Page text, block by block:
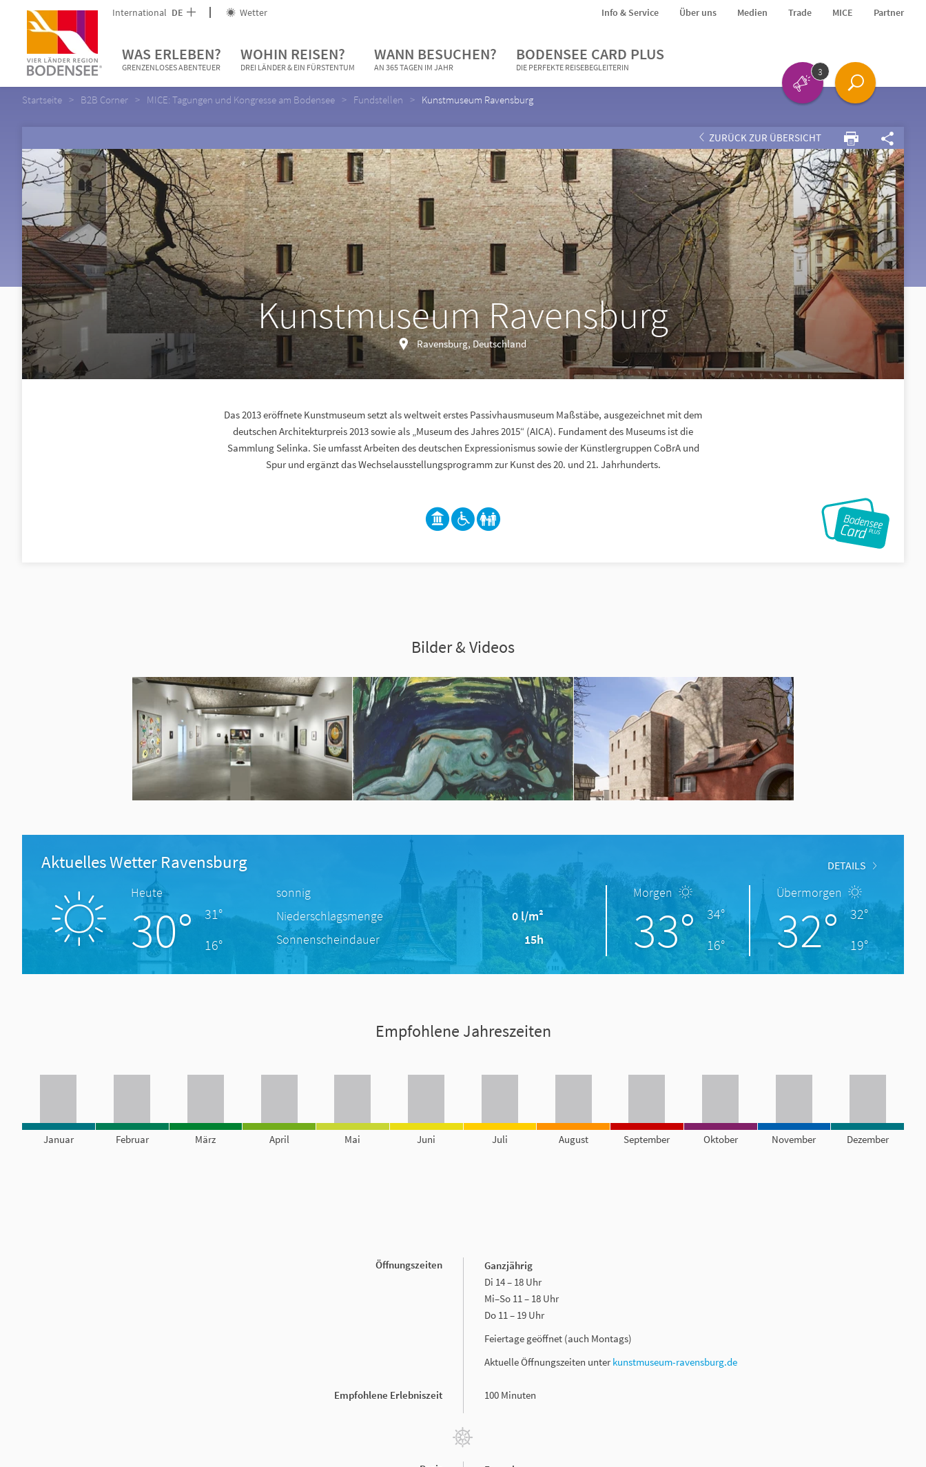
International DE Wetter Info & Service Über uns Medien Trade MICE Partner
WAS ERLEBEN?
GRENZENLOSES ABENTEUER
WOHIN REISEN?
DREI LÄNDER & EIN FÜRSTENTUM
WANN BESUCHEN?
AN 365 TAGEN IM JAHR
BODENSEE CARD PLUS
DIE PERFEKTE REISEBEGLEITERIN 3
Startseite B2B Corner MICE: Tagungen und Kongresse am Bodensee Fundstellen Kunstmuseum Ravensburg
ZURÜCK ZUR ÜBERSICHT
Kunstmuseum Ravensburg
Ravensburg, Deutschland
Das 2013 eröffnete Kunstmuseum setzt als weltweit erstes Passivhausmuseum Maßstäbe, ausgezeichnet mit dem
deutschen Architekturpreis 2013 sowie als „Museum des Jahres 2015“ (AICA). Fundament des Museums ist die
Sammlung Selinka. Sie umfasst Arbeiten des deutschen Expressionismus sowie der Künstlergruppen CoBrA und
Spur und ergänzt das Wechselausstellungsprogramm zur Kunst des 20. und 21. Jahrhunderts.
Bilder & Videos
Aktuelles Wetter Ravensburg DETAILS
Heute
30°
31°
16°
sonnig
Niederschlagsmenge
0 l/m²
Sonnenscheindauer
15h
Morgen
33°
34°
16°
Übermorgen
32°
32°
19°
Empfohlene Jahreszeiten
Januar Februar März April Mai Juni Juli August September Oktober November Dezember
Öffnungszeiten
Ganzjährig
Di 14 – 18 Uhr
Mi–So 11 – 18 Uhr
Do 11 – 19 Uhr
Feiertage geöffnet (auch Montags)
Aktuelle Öffnungszeiten unterkunstmuseum-ravensburg.de
Empfohlene Erlebniszeit 100 Minuten